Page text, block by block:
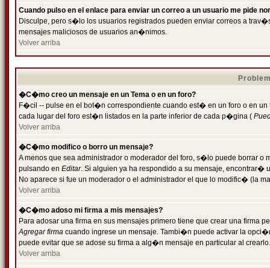
Cuando pulso en el enlace para enviar un correo a un usuario me pide
Disculpe, pero s�lo los usuarios registrados pueden enviar correos a
mensajes maliciosos de usuarios an�nimos.
Volver arriba
�C�mo creo un mensaje en un Tema o en un foro?
F�cil -- pulse en el bot�n correspondiente cuando est� en un foro o en
cada lugar del foro est�n listados en la parte inferior de cada p�gina (
Volver arriba
�C�mo modifico o borro un mensaje?
A menos que sea administrador o moderador del foro, s�lo puede borrar o
pulsando en Editar. Si alguien ya ha respondido a su mensaje, encontrar�
No aparece si fue un moderador o el administrador el que lo modific� (la
Volver arriba
�C�mo adoso mi firma a mis mensajes?
Para adosar una firma en sus mensajes primero tiene que crear una firma
Agregar firma cuando ingrese un mensaje. Tambi�n puede activar la
puede evitar que se adose su firma a alg�n mensaje en particular al crearlo.
Volver arriba